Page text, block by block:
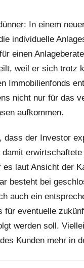
In einem
individuelle
einen
weil er sich trotz
Immobilienfonds
nicht nur für das
aufkommen.
der Investor
laut Ansicht der
besteht bei
auch ein
eventuelle
werden soll.
Kunden mehr in